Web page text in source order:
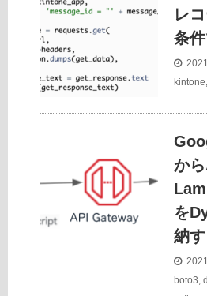
レ
条
kintone,
か
を
納
boto3,